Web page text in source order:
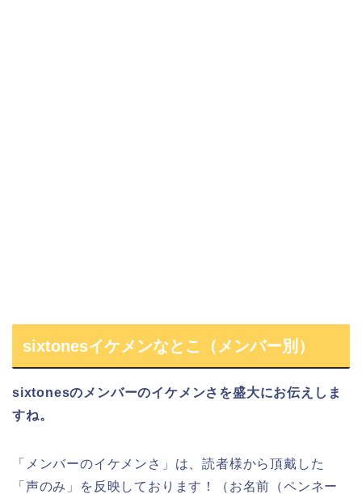
sixtonesイケメンなとこ（メンバー別）
sixtonesのメンバーのイケメンさを盛大にお伝えしま
すね。
「メンバーのイケメンさ」は、読者様から頂戴した
「声のみ」を反映しております！（お名前（ペンネー